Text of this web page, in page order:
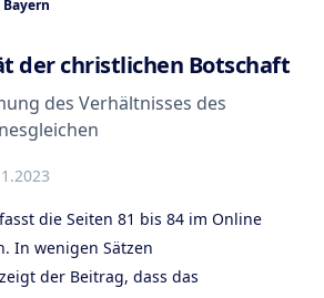
der christlichen Botschaft
des Verhältnisses des
die Seiten 81 bis 84 im Online
In wenigen Sätzen
der Beitrag, dass das